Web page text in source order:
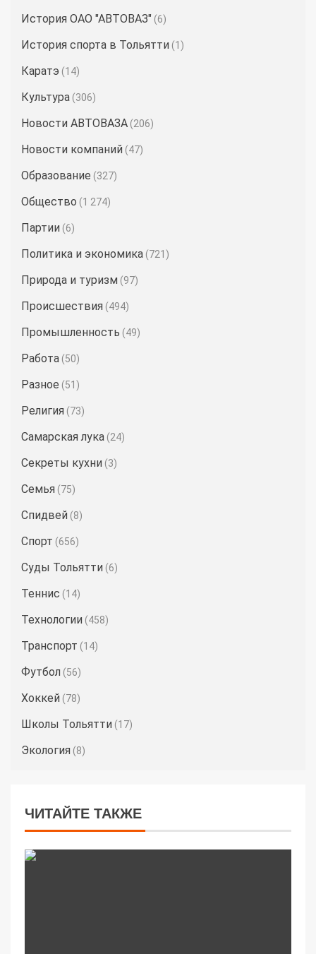
История ОАО "АВТОВАЗ" (6)
История спорта в Тольятти (1)
Каратэ (14)
Культура (306)
Новости АВТОВАЗА (206)
Новости компаний (47)
Образование (327)
Общество (1 274)
Партии (6)
Политика и экономика (721)
Природа и туризм (97)
Происшествия (494)
Промышленность (49)
Работа (50)
Разное (51)
Религия (73)
Самарская лука (24)
Секреты кухни (3)
Семья (75)
Спидвей (8)
Спорт (656)
Суды Тольятти (6)
Теннис (14)
Технологии (458)
Транспорт (14)
Футбол (56)
Хоккей (78)
Школы Тольятти (17)
Экология (8)
ЧИТАЙТЕ ТАКЖЕ